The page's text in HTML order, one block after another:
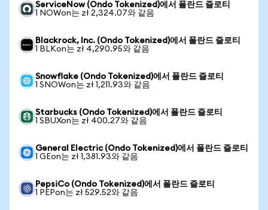
ServiceNow (Ondo Tokenized)에서 폴란드 즐로티
1 NOWon는 zł 2,324.07와 같음
Blackrock, Inc. (Ondo Tokenized)에서 폴란드 즐로티
1 BLKon는 zł 4,290.95와 같음
Snowflake (Ondo Tokenized)에서 폴란드 즐로티
1 SNOWon는 zł 1,211.93와 같음
Starbucks (Ondo Tokenized)에서 폴란드 즐로티
1 SBUXon는 zł 400.27와 같음
General Electric (Ondo Tokenized)에서 폴란드 즐로티
1 GEon는 zł 1,381.93와 같음
PepsiCo (Ondo Tokenized)에서 폴란드 즐로티
1 PEPon는 zł 529.52와 같음